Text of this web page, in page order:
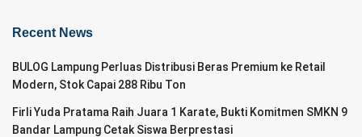
Recent News
BULOG Lampung Perluas Distribusi Beras Premium ke Retail
Modern, Stok Capai 288 Ribu Ton
Firli Yuda Pratama Raih Juara 1 Karate, Bukti Komitmen SMKN 9
Bandar Lampung Cetak Siswa Berprestasi